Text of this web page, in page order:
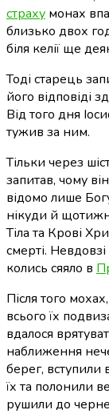
страху монах
близько двох
біля келії ще
Тоді старець
його відповіді
Від того дня
тужив за ним.
Тільки через
запитав, чому
відомо лише
нікуди й
Тіла та Крові
смерті.
колись сяяло в
Після того
всього їх
вдалося
наближення
берег,
їх та полонили
рушили до